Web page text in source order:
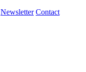
Newsletter Contact